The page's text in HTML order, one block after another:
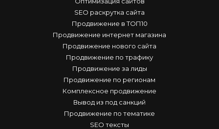
SEO раскрутка сайта
Продвижение в ТОП10
Продвижение интернет магазина
Продвижение нового сайта
Продвижение по трафику
Продвижение за лиды
Продвижение по регионам
Комплексное продвижение
Вывод из под санкций
Продвижение по тематике
SEO тексты